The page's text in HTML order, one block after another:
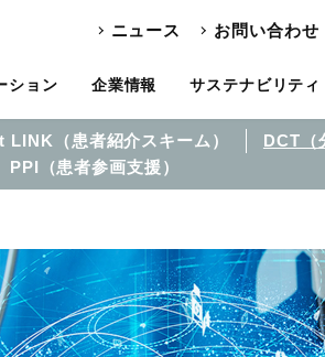
ニュース お問い合わせ
ション 企業情報 サステナビリティ
LINK（患者紹介スキーム）
DCT（
PPI（患者参画支援）